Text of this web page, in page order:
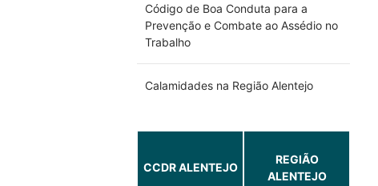
Código de Boa Conduta para a
Prevenção e Combate ao Assédio no
Trabalho
Calamidades na Região Alentejo
CCDR ALENTEJO
REGIÃO
ALENTEJO